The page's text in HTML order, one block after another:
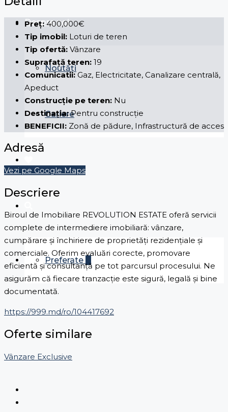
Despre noi
Noutăți
Cariere
Preferate
Preț: 400,000€
Tip imobil: Loturi de teren
Tip ofertă: Vânzare
Suprafață teren: 19
Comunicatii: Gaz, Electricitate, Canalizare centrală,
Apeduct
Construcție pe teren: Nu
Destinația: Pentru construcție
BENEFICII: Zonă de pădure, Infrastructură de acces
Adresă
Vezi pe Google Maps
Descriere
Biroul de Imobiliare REVOLUTION ESTATE oferă servicii
complete de intermediere imobiliară: vânzare,
cumpărare și închiriere de proprietăți rezidențiale și
comerciale. Oferim evaluări corecte, promovare
eficientă și consultanță pe tot parcursul procesului. Ne
asigurăm că fiecare tranzacție este sigură, legală și bine
documentată.
https://999.md/ro/104417692
Oferte similare
Vânzare Exclusive